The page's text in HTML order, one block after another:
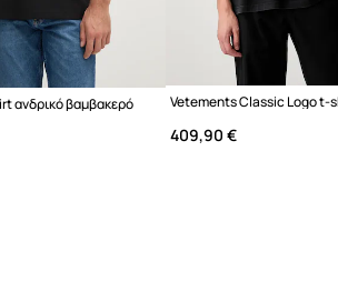
ανδρικό βαμβακερό
409,90 €